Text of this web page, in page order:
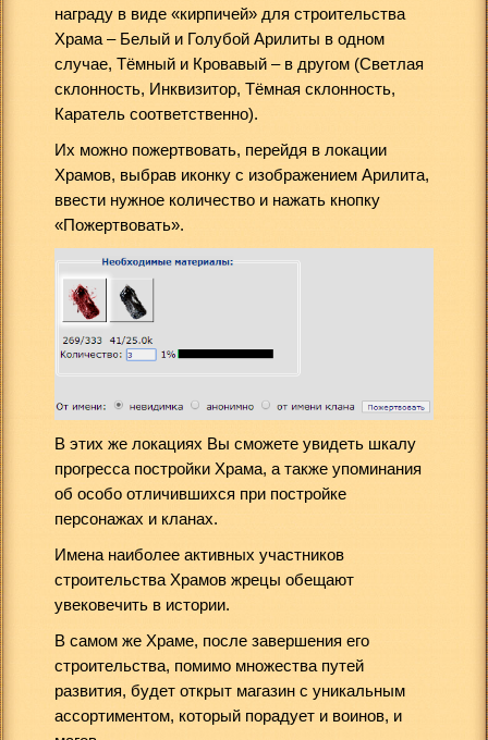
награду в виде «кирпичей» для строительства
Храма – Белый и Голубой Арилиты в одном
случае, Тёмный и Кровавый – в другом (Светлая
склонность, Инквизитор, Тёмная склонность,
Каратель соответственно).
Их можно пожертвовать, перейдя в локации
Храмов, выбрав иконку с изображением Арилита,
ввести нужное количество и нажать кнопку
«Пожертвовать».
В этих же локациях Вы сможете увидеть шкалу
прогресса постройки Храма, а также упоминания
об особо отличившихся при постройке
персонажах и кланах.
Имена наиболее активных участников
строительства Храмов жрецы обещают
увековечить в истории.
В самом же Храме, после завершения его
строительства, помимо множества путей
развития, будет открыт магазин с уникальным
ассортиментом, который порадует и воинов, и